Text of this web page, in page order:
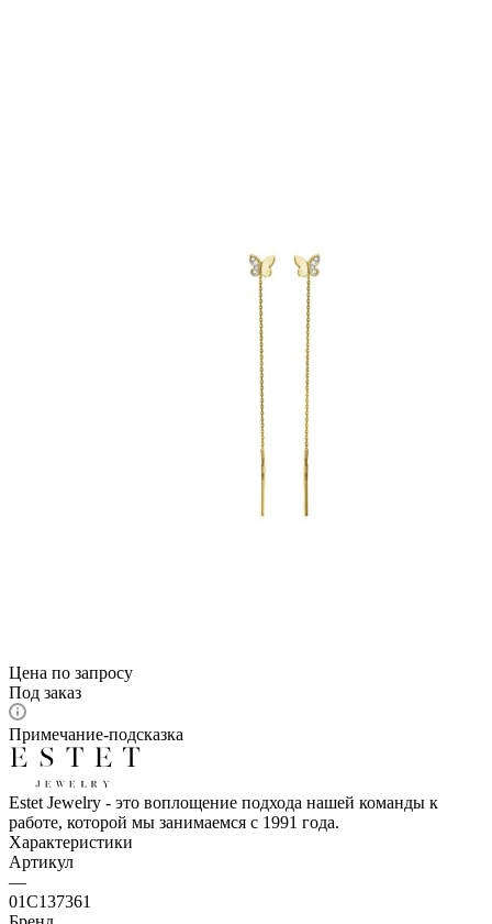
Цена по запросу
Под заказ
Примечание-подсказка
Estet Jewelry - это воплощение подхода нашей команды к
работе, которой мы занимаемся с 1991 года.
Характеристики
Артикул
—
01С137361